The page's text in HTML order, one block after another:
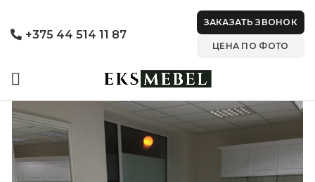
+375 44 514 11 87
ЗАКАЗАТЬ ЗВОНОК
ЦЕНА ПО ФОТО